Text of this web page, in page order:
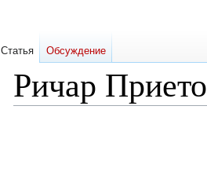
Ричар
Статья Обсуждение